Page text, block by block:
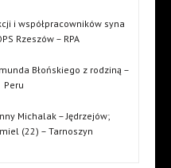
i współpracowników syna
Rzeszów – RPA
Błońskiego z rodziną –
Peru
Michalak – Jędrzejów;
(22) – Tarnoszyn